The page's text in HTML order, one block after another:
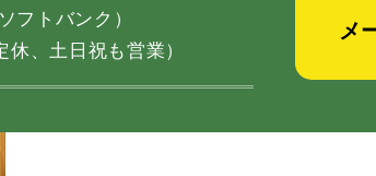
フトバンク）
、土日祝も営業）
メ